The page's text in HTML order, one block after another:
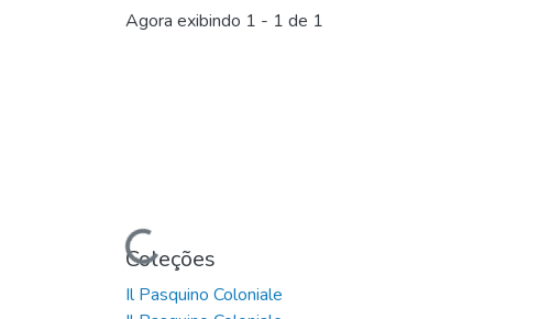
Agora exibindo 1 - 1 de 1
Carregando...
Coleções
Il Pasquino Coloniale